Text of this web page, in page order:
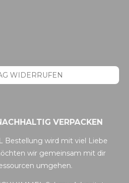
WIDERRUFEN
VERPACKEN
Bestellung wird mit viel Liebe
wir gemeinsam mit dir
umgehen.